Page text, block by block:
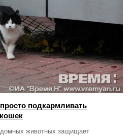
подкармливать
животных защищает